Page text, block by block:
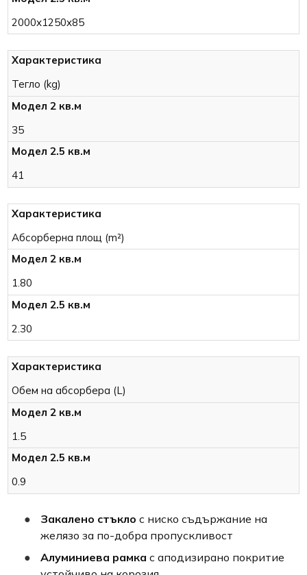
2000x1250x85
Тегло (kg)
35
41
Абсорберна площ (m²)
1.80
2.30
Обем на абсорбера (L)
1.5
0.9
Закалено стъкло с ниско съдържание на
желязо за по-добра пропускливост
Алуминиева рамка с аподизирано покритие